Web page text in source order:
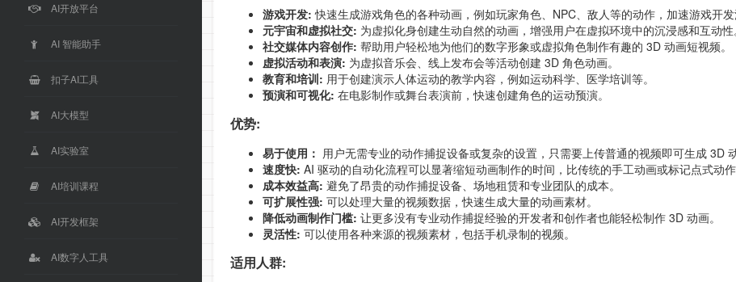
AI开放平台
AI 智能助手
扣子AI工具
AI大模型
AI实验室
AI培训课程
AI开发框架
AI数字人工具
游戏开发: 快速生成游戏角色的各种动画，例如玩家角色、NPC、敌人等的动作，加速游戏开发
元宇宙和虚拟社交: 为虚拟化身创建生动自然的动画，增强用户在虚拟环境中的沉浸感和互动性。
社交媒体内容创作: 帮助用户轻松地为他们的数字形象或虚拟角色制作有趣的 3D 动画短视频。
虚拟活动和表演: 为虚拟音乐会、线上发布会等活动创建 3D 角色动画。
教育和培训: 用于创建演示人体运动的教学内容，例如运动科学、医学培训等。
预演和可视化: 在电影制作或舞台表演前，快速创建角色的运动预演。
优势:
易于使用： 用户无需专业的动作捕捉设备或复杂的设置，只需要上传普通的视频即可生成 3D 动
速度快: AI 驱动的自动化流程可以显著缩短动画制作的时间，比传统的手工动画或标记点式动作
成本效益高: 避免了昂贵的动作捕捉设备、场地租赁和专业团队的成本。
可扩展性强: 可以处理大量的视频数据，快速生成大量的动画素材。
降低动画制作门槛: 让更多没有专业动作捕捉经验的开发者和创作者也能轻松制作 3D 动画。
灵活性: 可以使用各种来源的视频素材，包括手机录制的视频。
适用人群: